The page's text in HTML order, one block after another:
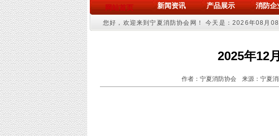
网站首页 新闻资讯 产品展示 消防企
您好，欢迎来到宁夏消防协会网！今天是：2026年08月
2025年12
作者：宁夏消防协会 来源：宁夏